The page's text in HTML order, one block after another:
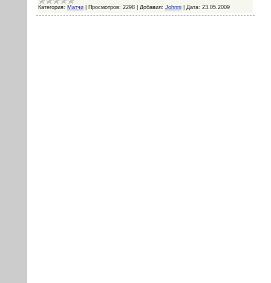
Категория: Матчи Просмотров: 2298 Добавил: Johnni Дата: 23.05.2009